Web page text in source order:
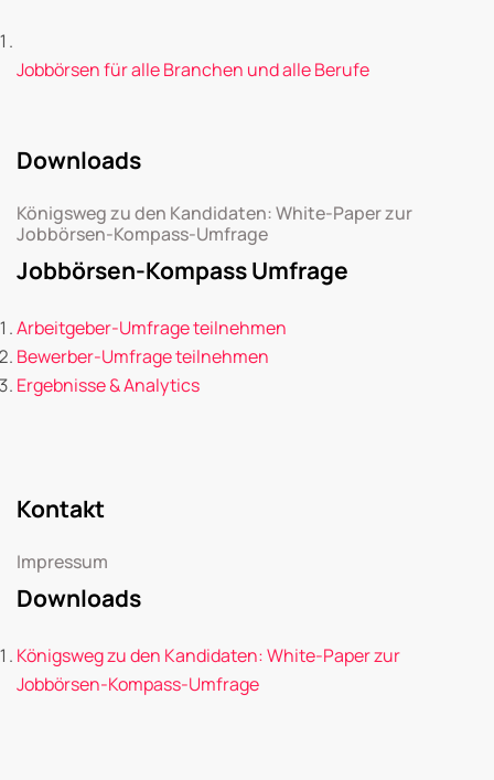
Jobbörsen für alle Branchen und alle Berufe
Downloads
Königsweg zu den Kandidaten: White-Paper zur
Jobbörsen-Kompass-Umfrage
Jobbörsen-Kompass Umfrage
Arbeitgeber-Umfrage teilnehmen
Bewerber-Umfrage teilnehmen
Ergebnisse & Analytics
Kontakt
Impressum
Downloads
Königsweg zu den Kandidaten: White-Paper zur
Jobbörsen-Kompass-Umfrage